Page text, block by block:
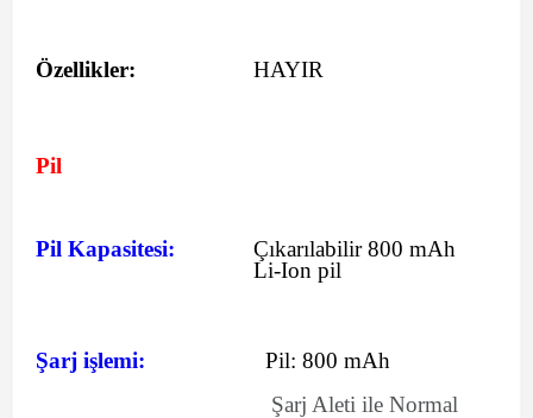
Özellikler: HAYIR
Pil
Pil Kapasitesi:
Çıkarılabilir 800 mAh
Li-Ion pil
Şarj işlemi: Pil: 800 mAh
Şarj Aleti ile Normal